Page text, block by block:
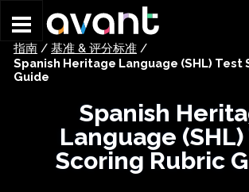
指南 / 基准 & 评分标准 /
Spanish Heritage Language (SHL) Test
Guide
Spanish
Language (SHL)
Scoring Rubric